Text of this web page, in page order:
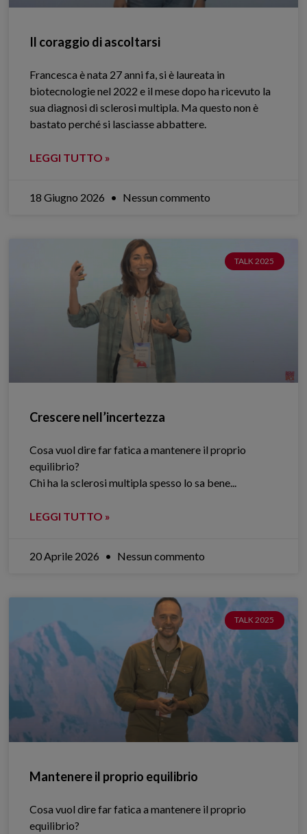
Il coraggio di ascoltarsi
Francesca è nata 27 anni fa, si è laureata in
biotecnologie nel 2022 e il mese dopo ha ricevuto la
sua diagnosi di sclerosi multipla. Ma questo non è
bastato perché si lasciasse abbattere.
LEGGI TUTTO »
18 Giugno 2026 Nessun commento
TALK 2025
Crescere nell’incertezza
Cosa vuol dire far fatica a mantenere il proprio
equilibrio?
Chi ha la sclerosi multipla spesso lo sa bene.​..
LEGGI TUTTO »
20 Aprile 2026 Nessun commento
TALK 2025
Mantenere il proprio equilibrio
Cosa vuol dire far fatica a mantenere il proprio
equilibrio?